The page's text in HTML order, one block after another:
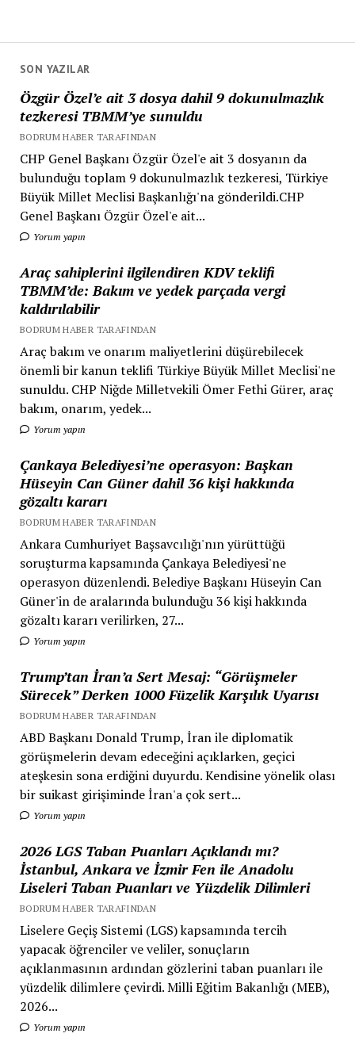
SON YAZILAR
Özgür Özel’e ait 3 dosya dahil 9 dokunulmazlık
tezkeresi TBMM’ye sunuldu
BODRUM HABER TARAFINDAN
CHP Genel Başkanı Özgür Özel'e ait 3 dosyanın da
bulunduğu toplam 9 dokunulmazlık tezkeresi, Türkiye
Büyük Millet Meclisi Başkanlığı'na gönderildi.CHP
Genel Başkanı Özgür Özel'e ait...
Yorum yapın
Araç sahiplerini ilgilendiren KDV teklifi
TBMM’de: Bakım ve yedek parçada vergi
kaldırılabilir
BODRUM HABER TARAFINDAN
Araç bakım ve onarım maliyetlerini düşürebilecek
önemli bir kanun teklifi Türkiye Büyük Millet Meclisi'ne
sunuldu. CHP Niğde Milletvekili Ömer Fethi Gürer, araç
bakım, onarım, yedek...
Yorum yapın
Çankaya Belediyesi’ne operasyon: Başkan
Hüseyin Can Güner dahil 36 kişi hakkında
gözaltı kararı
BODRUM HABER TARAFINDAN
Ankara Cumhuriyet Başsavcılığı'nın yürüttüğü
soruşturma kapsamında Çankaya Belediyesi'ne
operasyon düzenlendi. Belediye Başkanı Hüseyin Can
Güner'in de aralarında bulunduğu 36 kişi hakkında
gözaltı kararı verilirken, 27...
Yorum yapın
Trump’tan İran’a Sert Mesaj: “Görüşmeler
Sürecek” Derken 1000 Füzelik Karşılık Uyarısı
BODRUM HABER TARAFINDAN
ABD Başkanı Donald Trump, İran ile diplomatik
görüşmelerin devam edeceğini açıklarken, geçici
ateşkesin sona erdiğini duyurdu. Kendisine yönelik olası
bir suikast girişiminde İran'a çok sert...
Yorum yapın
2026 LGS Taban Puanları Açıklandı mı?
İstanbul, Ankara ve İzmir Fen ile Anadolu
Liseleri Taban Puanları ve Yüzdelik Dilimleri
BODRUM HABER TARAFINDAN
Liselere Geçiş Sistemi (LGS) kapsamında tercih
yapacak öğrenciler ve veliler, sonuçların
açıklanmasının ardından gözlerini taban puanları ile
yüzdelik dilimlere çevirdi. Milli Eğitim Bakanlığı (MEB),
2026...
Yorum yapın